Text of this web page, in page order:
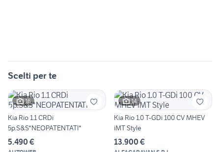
Scelti per te
16
Kia Rio 1.1 CRDi
5p.S&S*NEOPATENTATI*
5.490 €
14
Kia Rio 1.0 T-GDi 100 CV MHEV
iMT Style
13.900 €